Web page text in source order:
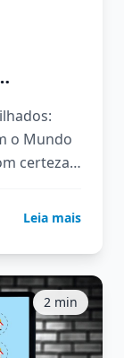
o Mundo
certeza
Leia mais
2 min